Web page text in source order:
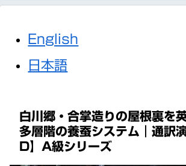
English
日本語
白川郷・合掌造りの屋根裏を
多層階の養蚕システム｜通訳
D】A級シリーズ